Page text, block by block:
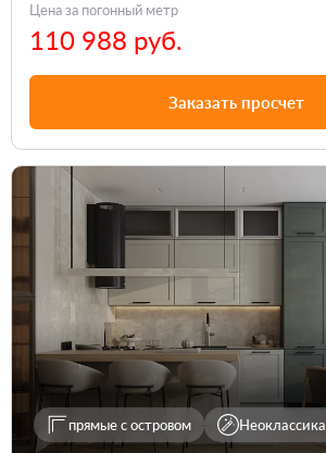
Цена за погонный метр
110 988 руб.
Заказать просчет
прямые с островом Неоклассика